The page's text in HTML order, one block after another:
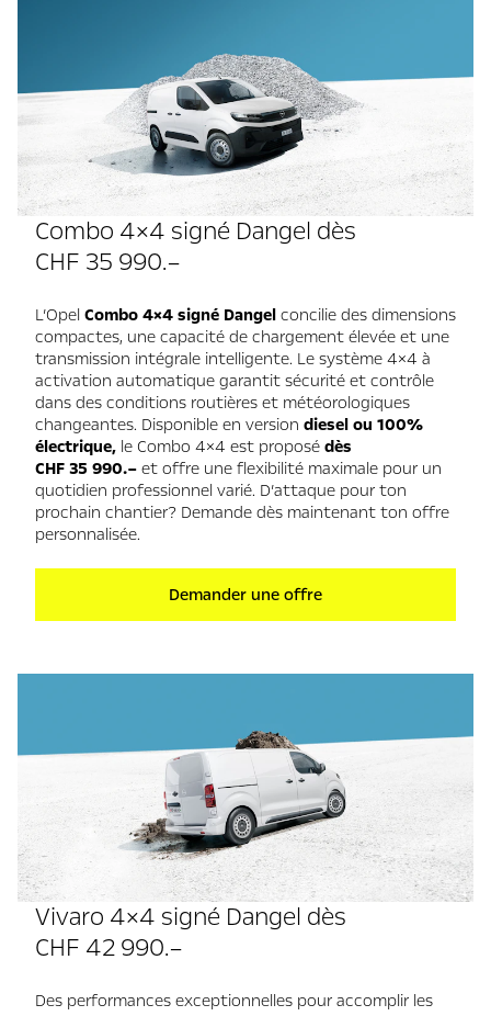
Combo 4×4 signé Dangel dès
CHF 35 990.–
L’Opel Combo 4×4 signé Dangel concilie des dimensions
compactes, une capacité de chargement élevée et une
transmission intégrale intelligente. Le système 4×4 à
activation automatique garantit sécurité et contrôle
dans des conditions routières et météorologiques
changeantes. Disponible en version diesel ou 100%
électrique, le Combo 4×4 est proposé dès
CHF 35 990.– et offre une flexibilité maximale pour un
quotidien professionnel varié. D’attaque pour ton
prochain chantier? Demande dès maintenant ton offre
personnalisée.
Demander une offre
Vivaro 4×4 signé Dangel dès
CHF 42 990.–
Des performances exceptionnelles pour accomplir les